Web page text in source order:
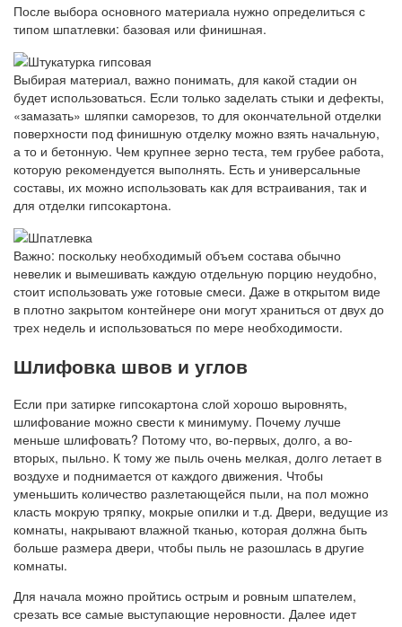
После выбора основного материала нужно определиться с
типом шпатлевки: базовая или финишная.
Выбирая материал, важно понимать, для какой стадии он
будет использоваться. Если только заделать стыки и дефекты,
«замазать» шляпки саморезов, то для окончательной отделки
поверхности под финишную отделку можно взять начальную,
а то и бетонную. Чем крупнее зерно теста, тем грубее работа,
которую рекомендуется выполнять. Есть и универсальные
составы, их можно использовать как для встраивания, так и
для отделки гипсокартона.
Важно: поскольку необходимый объем состава обычно
невелик и вымешивать каждую отдельную порцию неудобно,
стоит использовать уже готовые смеси. Даже в открытом виде
в плотно закрытом контейнере они могут храниться от двух до
трех недель и использоваться по мере необходимости.
Шлифовка швов и углов
Если при затирке гипсокартона слой хорошо выровнять,
шлифование можно свести к минимуму. Почему лучше
меньше шлифовать? Потому что, во-первых, долго, а во-
вторых, пыльно. К тому же пыль очень мелкая, долго летает в
воздухе и поднимается от каждого движения. Чтобы
уменьшить количество разлетающейся пыли, на пол можно
класть мокрую тряпку, мокрые опилки и т.д. Двери, ведущие из
комнаты, накрывают влажной тканью, которая должна быть
больше размера двери, чтобы пыль не разошлась в другие
комнаты.
Для начала можно пройтись острым и ровным шпателем,
срезать все самые выступающие неровности. Далее идет